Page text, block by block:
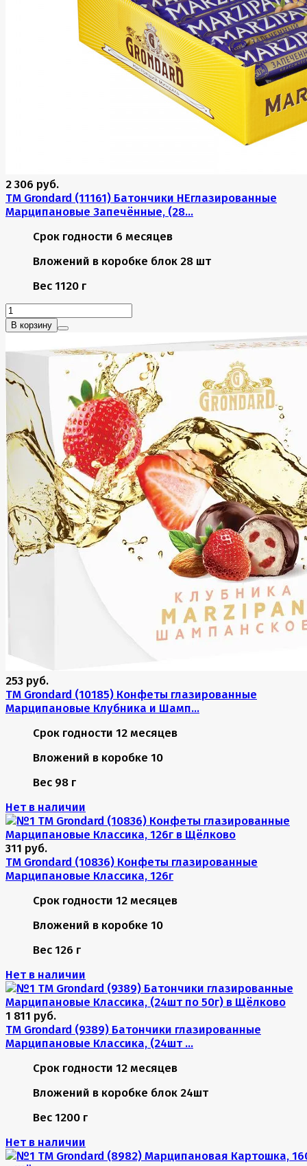
2 306 руб.
TM Grondard (11161) Батончики НЕглазированные
Марципановые Запечённые, (28...
Срок годности 6 месяцев
Вложений в коробке блок 28 шт
Вес 1120 г
В корзину
253 руб.
TM Grondard (10185) Конфеты глазированные
Марципановые Клубника и Шамп...
Срок годности 12 месяцев
Вложений в коробке 10
Вес 98 г
Нет в наличии
311 руб.
TM Grondard (10836) Конфеты глазированные
Марципановые Классика, 126г
Срок годности 12 месяцев
Вложений в коробке 10
Вес 126 г
Нет в наличии
1 811 руб.
TM Grondard (9389) Батончики глазированные
Марципановые Классика, (24шт ...
Срок годности 12 месяцев
Вложений в коробке блок 24шт
Вес 1200 г
Нет в наличии